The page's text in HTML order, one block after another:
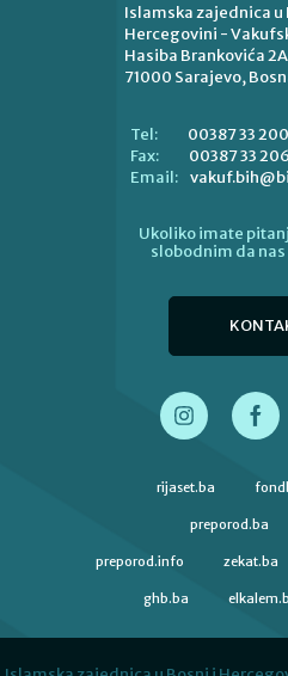
Islamska zajednica u
Hercegovini -
Hasiba Brankovića 2A
71000 Sarajevo,
Tel:
00387 33
Fax:
00387 33
Email:
Ukoliko imate
slobodnim da
rijaset.ba
preporod.ba
preporod.info zekat.ba
ghb.ba